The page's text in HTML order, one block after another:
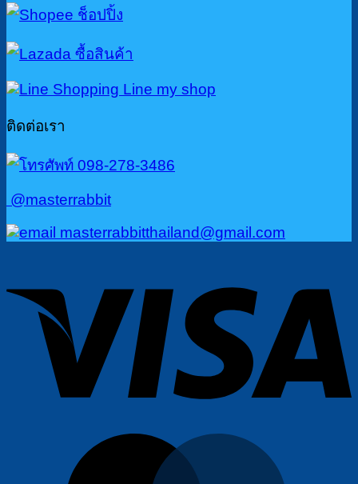
ติดต่อเรา
098-278-3486
@masterrabbit
masterrabbitthailand@gmail.com